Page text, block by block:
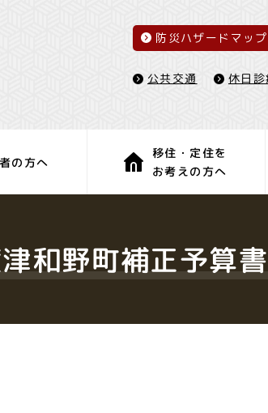
防災ハザードマップ
公共交通 休日
の方へ
移住・定住を
お考えの方へ
和野町補正予算